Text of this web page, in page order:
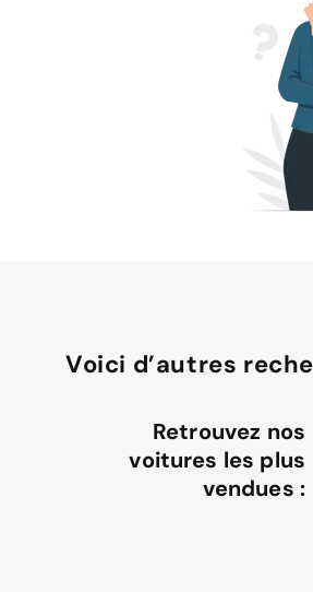
Voici d’autres
Retrouvez nos
voitures les plus
vendues :